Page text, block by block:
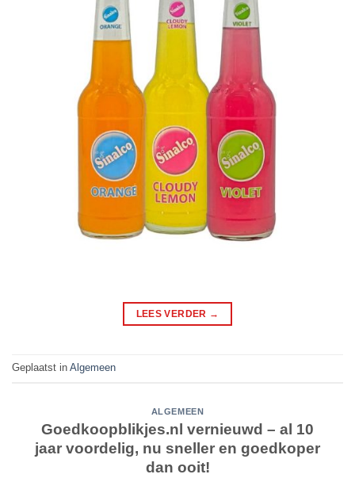
LEES VERDER →
Geplaatst in Algemeen
ALGEMEEN
Goedkoopblikjes.nl vernieuwd – al 10
jaar voordelig, nu sneller en goedkoper
dan ooit!